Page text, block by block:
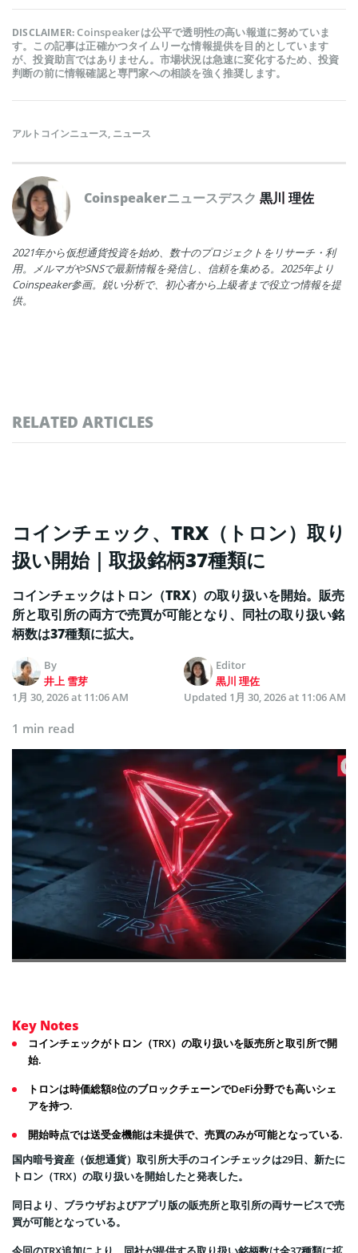
DISCLAIMER:Coinspeakerは公平で透明性の高い報道に努めていま
す。この記事は正確かつタイムリーな情報提供を目的としています
が、投資助言ではありません。市場状況は急速に変化するため、投資
判断の前に情報確認と専門家への相談を強く推奨します。
アルトコインニュース, ニュース
Coinspeakerニュースデスク 黒川 理佐
2021年から仮想通貨投資を始め、数十のプロジェクトをリサーチ・利
用。メルマガやSNSで最新情報を発信し、信頼を集める。2025年より
Coinspeaker参画。鋭い分析で、初心者から上級者まで役立つ情報を提
供。
RELATED ARTICLES
コインチェック、TRX（トロン）取り
扱い開始｜取扱銘柄37種類に
コインチェックはトロン（TRX）の取り扱いを開始。販売
所と取引所の両方で売買が可能となり、同社の取り扱い銘
柄数は37種類に拡大。
By
井上 雪芽
Editor
黒川 理佐
1月 30, 2026 at 11:06 AM
Updated 1月 30, 2026 at 11:06 AM
1 min read
Key Notes
コインチェックがトロン（TRX）の取り扱いを販売所と取引所で開
始.
トロンは時価総額8位のブロックチェーンでDeFi分野でも高いシェ
アを持つ.
開始時点では送受金機能は未提供で、売買のみが可能となっている.
国内暗号資産（仮想通貨）取引所大手のコインチェックは29日、新たに
トロン（TRX）の取り扱いを開始したと発表した。
同日より、ブラウザおよびアプリ版の販売所と取引所の両サービスで売
買が可能となっている。